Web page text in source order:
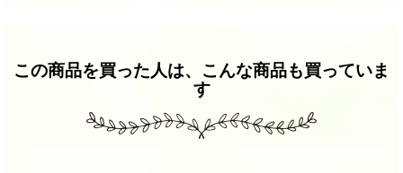
この商品を買った人は、こんな商品も買っていま
す